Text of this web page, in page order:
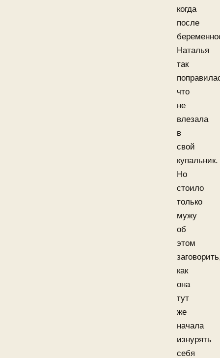
когда
после
Наталья
так
что
не
влезала
в
свой
купальник.
Но
стоило
только
мужу
об
этом
как
она
тут
же
начала
изнурять
себя